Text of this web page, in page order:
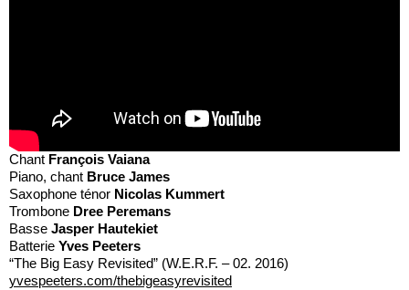
Chant François Vaiana
Piano, chant Bruce James
Saxophone ténor Nicolas Kummert
Trombone Dree Peremans
Basse Jasper Hautekiet
Batterie Yves Peeters
“The Big Easy Revisited” (W.E.R.F. – 02. 2016)
yvespeeters.com/thebigeasyrevisited